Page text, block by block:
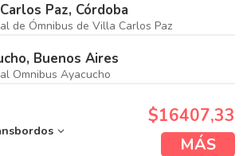
Paz, Córdoba
de Ómnibus de Villa Carlos Paz
Buenos Aires
Omnibus Ayacucho
$16407,33
MÁS